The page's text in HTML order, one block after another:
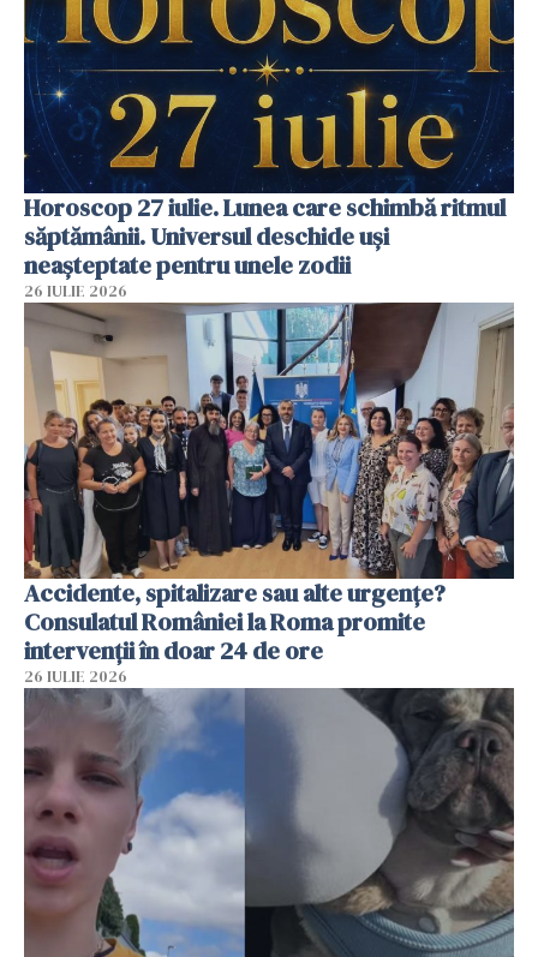
Horoscop 27 iulie. Lunea care schimbă ritmul
săptămânii. Universul deschide uși
neașteptate pentru unele zodii
26 IULIE 2026
Accidente, spitalizare sau alte urgențe?
Consulatul României la Roma promite
intervenții în doar 24 de ore
26 IULIE 2026